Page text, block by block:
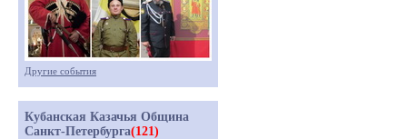
Другие события
Кубанская Казачья Община
Санкт-Петербурга(121)